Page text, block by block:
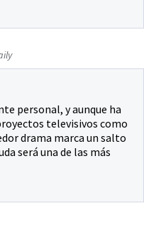
personal, y aunque ha
televisivos como
drama marca un salto
será una de las más